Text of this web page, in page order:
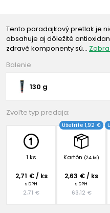
Tento paradajkový pretlak je
obsahuje aj dôležité
zdravé komponenty sú…
Balenie
130 g
Zvoľte typ predaja:
1 ks
2,71 € / ks
s DPH
2,71 €
Kartón (24 ks)
Ušetríte 1,92 €
2,63 € / ks
s DPH
63,12 €